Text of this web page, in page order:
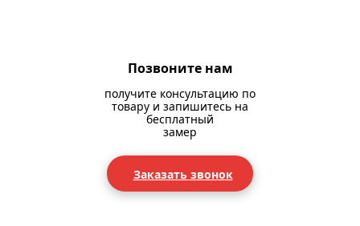
Позвоните нам
получите консультацию по
товару и запишитесь на
бесплатный
замер
Заказать звонок